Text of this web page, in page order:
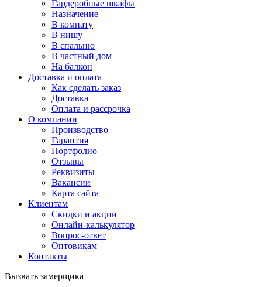
Гардеробные шкафы
Назначение
В комнату
В нишу
В спальню
В частный дом
На балкон
Доставка и оплата
Как сделать заказ
Доставка
Оплата и рассрочка
О компании
Производство
Гарантия
Портфолио
Отзывы
Реквизиты
Вакансии
Карта сайта
Клиентам
Скидки и акции
Онлайн-калькулятор
Вопрос-ответ
Оптовикам
Контакты
Вызвать замерщика